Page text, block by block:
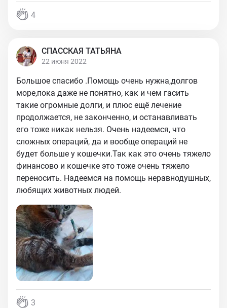
4
СПАССКАЯ ТАТЬЯНА
22 июня 2022
Большое спасибо .Помощь очень нужна,долгов
море,пока даже не понятно, как и чем гасить
такие огромные долги, и плюс ещё лечение
продолжается, не законченно, и останавливать
его тоже никак нельзя. Очень надеемся, что
сложных операций, да и вообще операций не
будет больше у кошечки.Так как это очень тяжело
финансово и кошечке это тоже очень тяжело
переносить. Надеемся на помощь неравнодушных,
любящих животных людей.
3